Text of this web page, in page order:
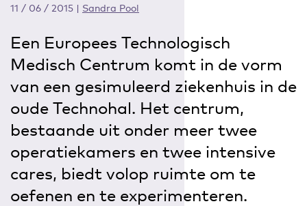
11 / 06 / 2015 | Sandra Pool
Een Europees Technologisch
Medisch Centrum komt in de vorm
van een gesimuleerd ziekenhuis in de
oude Technohal. Het centrum,
bestaande uit onder meer twee
operatiekamers en twee intensive
cares, biedt volop ruimte om te
oefenen en te experimenteren.